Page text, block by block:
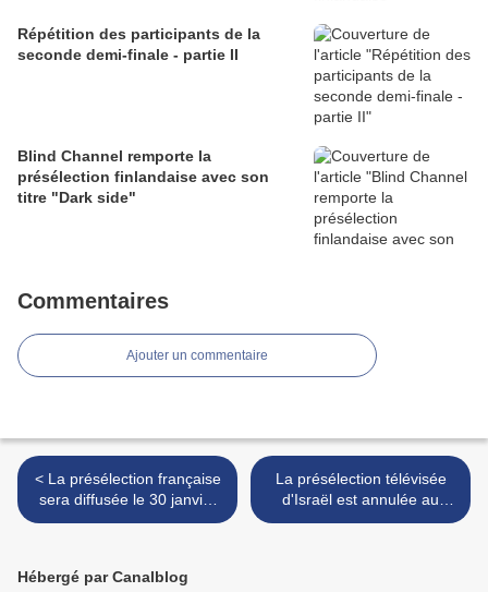
Répétition des participants de la
seconde demi-finale - partie II
Blind Channel remporte la
présélection finlandaise avec son
titre "Dark side"
Commentaires
Ajouter un commentaire
< La présélection française
sera diffusée le 30 janvier
2021
La présélection télévisée
d'Israël est annulée au
profit d'une présélection sur
Hébergé par Canalblog